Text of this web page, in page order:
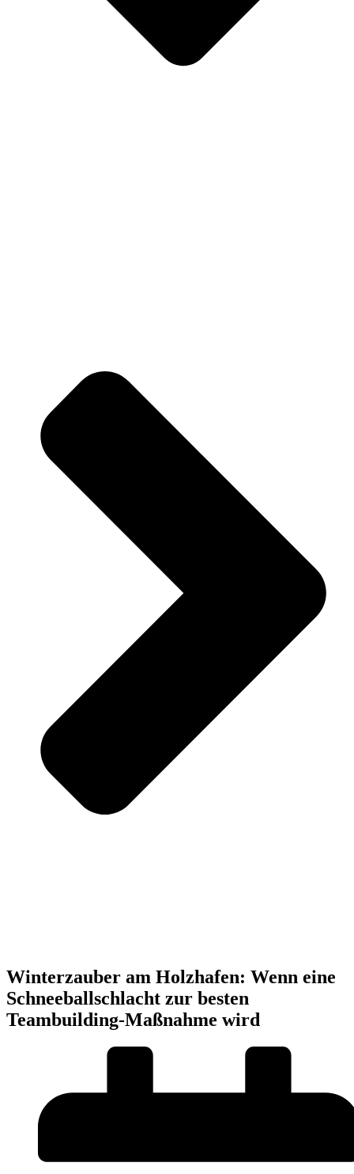
Winterzauber am Holzhafen: Wenn eine
Schneeballschlacht zur besten
Teambuilding-Maßnahme wird